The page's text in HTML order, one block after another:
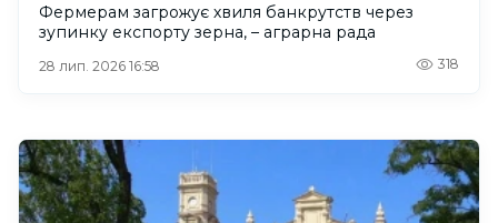
Фермерам загрожує хвиля банкрутств через
зупинку експорту зерна, – аграрна рада
28 лип. 2026 16:58 318